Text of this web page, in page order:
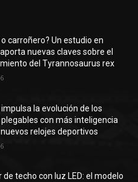
carroñero? Un estudio en
nuevas claves sobre el
del Tyrannosaurus rex
la evolución de los
con más inteligencia
relojes deportivos
de techo con luz LED: el modelo